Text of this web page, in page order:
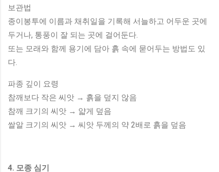
보관법
종이봉투에 이름과 채취일을 기록해 서늘하고 어두운 곳에
두거나, 통풍이 잘 되는 곳에 걸어둔다.
또는 모래와 함께 용기에 담아 흙 속에 묻어두는 방법도 있
다.
파종 깊이 요령
참깨보다 작은 씨앗 → 흙을 덮지 않음
참깨 크기의 씨앗 → 얇게 덮음
쌀알 크기의 씨앗 → 씨앗 두께의 약 2배로 흙을 덮음
4. 모종 심기